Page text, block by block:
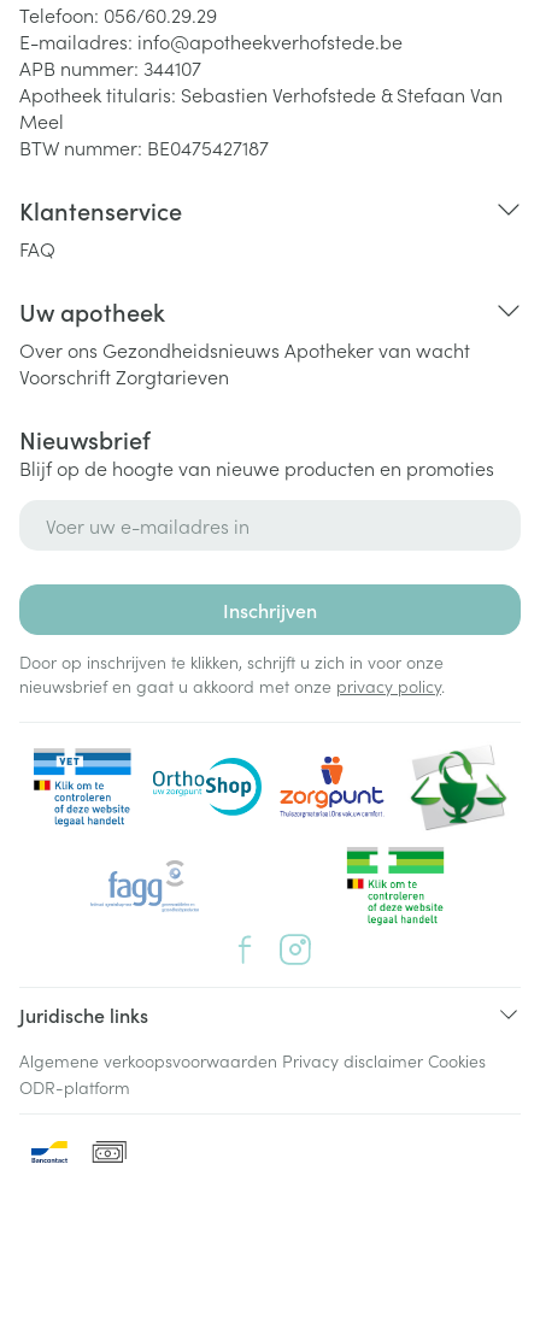
Telefoon: 056/60.29.29
E-mailadres: info@apotheekverhofstede.be
APB nummer: 344107
Apotheek titularis: Sebastien Verhofstede & Stefaan Van
Meel
BTW nummer: BE0475427187
Klantenservice
FAQ
Uw apotheek
Over ons Gezondheidsnieuws Apotheker van wacht
VoorschriftZorgtarieven
Nieuwsbrief
Blijf op de hoogte van nieuwe producten en promoties
Inschrijven
Door op inschrijven te klikken, schrijft u zich in voor onze
nieuwsbrief en gaat u akkoord met onze privacy policy.
Juridische links
Algemene verkoopsvoorwaarden Privacy disclaimer Cookies
ODR-platform